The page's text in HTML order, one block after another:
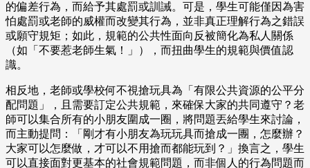
的偏差行為，而給予其處罰或訓誡。可是，學生可能僅因為害
怕處罰或老師的威權而改變其行為，並非真正理解行為之錯誤
或願守規矩；如此，規範的公共性面向反被簡化為私人關係
（如「不要惹老師生氣！」），而扭曲學生的規範與價值認
識。
相反地，老師或學校何不視搶玩具為「有限公共資源的公平分
配問題」，且需要訂定公共規範，來確保大家的共同遵守？老
師可以集合所有的小朋友圍成一圈，將問題丟給學生來討論，
而主動提問：「剛才有小朋友為玩玩具而搶成一團，怎麼辦？
大家可以怎麼做，才可以不用搶而都能玩到？」換言之，學生
可以直接面對更基本的社會規範問題，而非個人的行為問題而